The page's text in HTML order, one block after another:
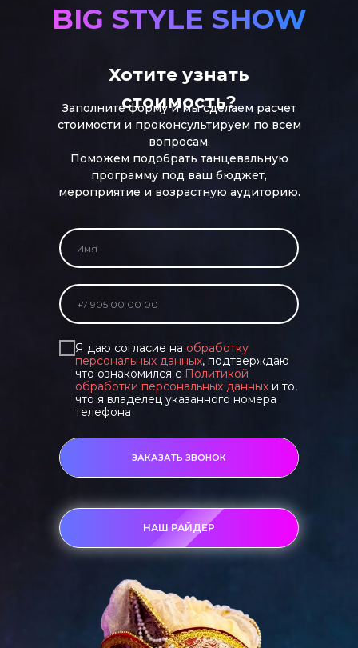
Хотите узнать
стоимость?
Заполните форму и мы сделаем расчет
стоимости и проконсультируем по всем
вопросам.
Поможем подобрать танцевальную
программу под ваш бюджет,
мероприятие и возрастную аудиторию.
Я даю согласие на обработку
персональных данных, подтверждаю
что ознакомился с Политикой
обработки персональных данных и то,
что я владелец указанного номера
телефона
ЗАКАЗАТЬ ЗВОНОК
BIG STYLE SHOW
НАШ РАЙДЕР